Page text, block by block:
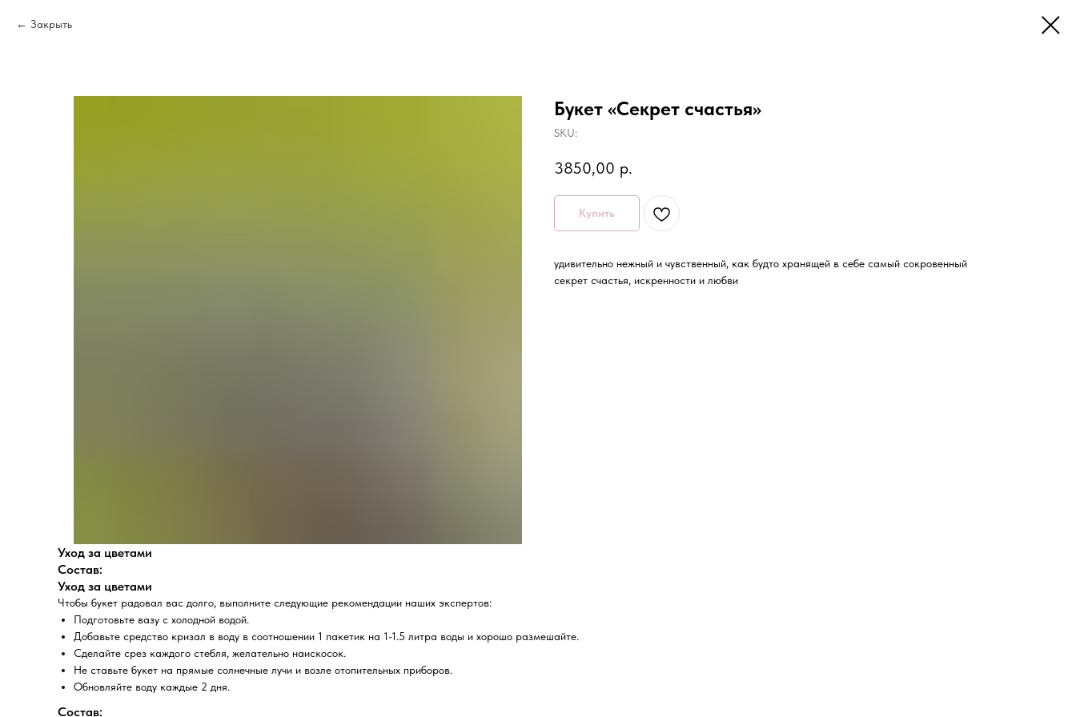
Закрыть
Букет «Секрет счастья»
SKU:
3850,00 р.
Купить
удивительно нежный и чувственный, как будто хранящей в себе самый сокровенный
секрет счастья, искренности и любви
Уход за цветами
Состав:
Уход за цветами
Чтобы букет радовал вас долго, выполните следующие рекомендации наших экспертов:
Подготовьте вазу с холодной водой.
Добавьте средство кризал в воду в соотношении 1 пакетик на 1-1.5 литра воды и хорошо размешайте.
Сделайте срез каждого стебля, желательно наискосок.
Не ставьте букет на прямые солнечные лучи и возле отопительных приборов.
Обновляйте воду каждые 2 дня.
Состав: